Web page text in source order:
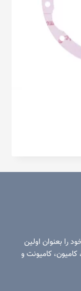
1357فعاليت خود را بعنوان اولين
کامیون، کامیونت و